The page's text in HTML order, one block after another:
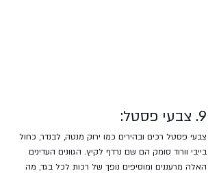
9. צבעי פסטל:
צבעי פסטל רכים ובהירים כמו ירוק מנטה, לבנדר, כחול
בייבי וורוד סומק הם שם נרדף לקיץ. הגוונים העדינים
האלה מרעננים ומוסיפים נופך של רכות לכל בגד, מה